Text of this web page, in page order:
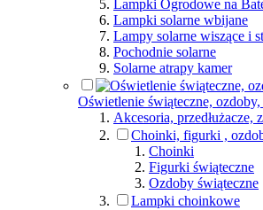
Lampki Ogrodowe na
Lampki solarne wbijane
Lampy solarne wiszące i
Pochodnie solarne
Solarne atrapy kamer
Oświetlenie świąteczne,
Akcesoria, przedłużacze,
Choinki, figurki ,
Choinki
Figurki świąteczne
Ozdoby świąteczne
Lampki choinkowe